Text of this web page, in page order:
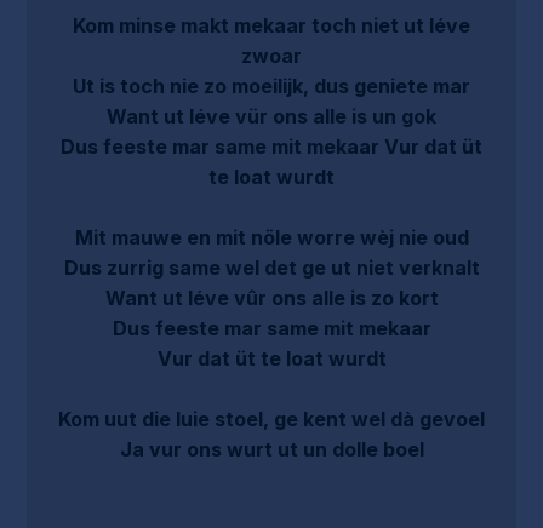
Kom minse makt mekaar toch niet ut léve
zwoar
Ut is toch nie zo moeilijk, dus geniete mar
Want ut léve vür ons alle is un gok
Dus feeste mar same mit mekaar Vur dat üt
te loat wurdt
Mit mauwe en mit nöle worre wèj nie oud
Dus zurrig same wel det ge ut niet verknalt
Want ut léve vûr ons alle is zo kort
Dus feeste mar same mit mekaar
Vur dat üt te loat wurdt
Kom uut die luie stoel, ge kent wel dà gevoel
Ja vur ons wurt ut un dolle boel